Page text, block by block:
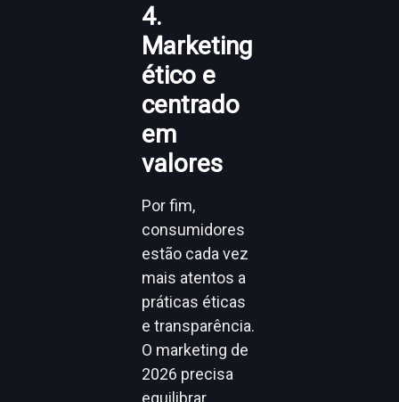
4.
Marketing
ético e
centrado
em
valores
Por fim,
consumidores
estão cada vez
mais atentos a
práticas éticas
e transparência.
O marketing de
2026 precisa
equilibrar